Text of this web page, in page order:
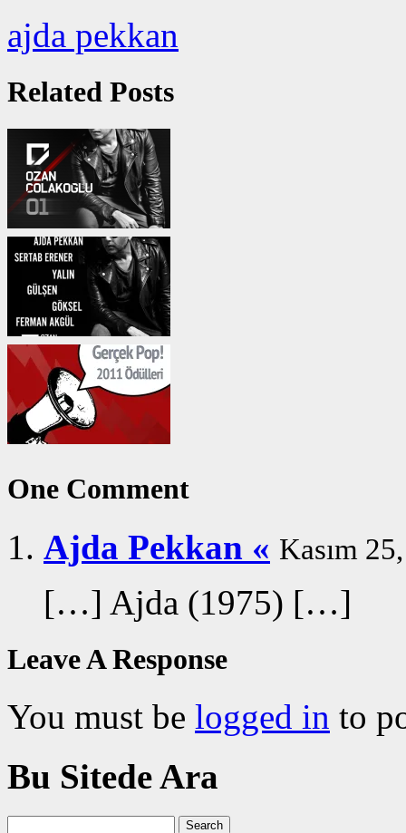
ajda pekkan
Related Posts
One Comment
Ajda Pekkan « Kasım
[…] Ajda (1975) […]
Leave A Response
You must be logged in to
Bu Sitede Ara